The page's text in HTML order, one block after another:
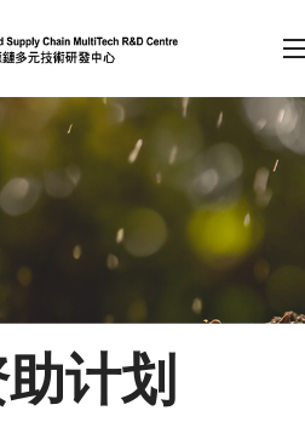
回车键）
会员登录
A A EN 繁 简
计划